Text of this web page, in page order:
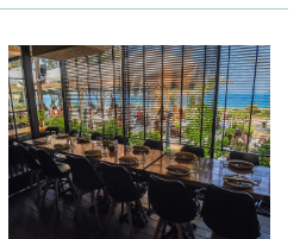
היקב נתניה
היקב נתניה-
מהדרין לאירועים
מול הים.